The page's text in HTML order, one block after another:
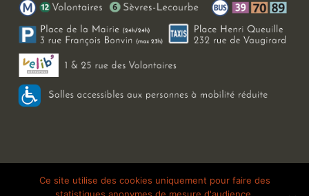
Copyright 2026 Le Bal Blomet | Tous droits réservés | Mentions légales
Ce site utilise des cookies uniquement pour faire des